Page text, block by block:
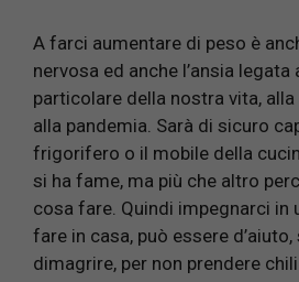
A farci aumentare di peso è
nervosa ed anche l’ansia legata
particolare della nostra vita,
alla pandemia. Sarà di sicuro
frigorifero o il mobile della
si ha fame, ma più che altro
cosa fare. Quindi impegnarci in
fare in casa, può essere d’aiuto,
dimagrire, per non prendere